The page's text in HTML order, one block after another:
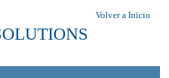
Volver a Inicio